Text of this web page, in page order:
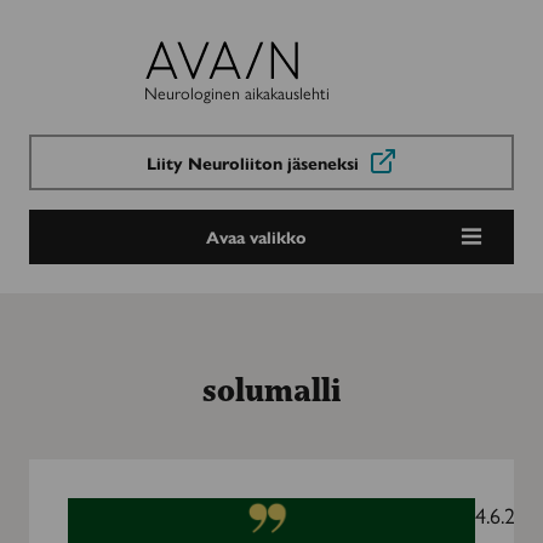
Avain-
lehti
Neurologinen aikakauslehti
Liity Neuroliiton jäseneksi
Avaa valikko
solumalli
solumallit